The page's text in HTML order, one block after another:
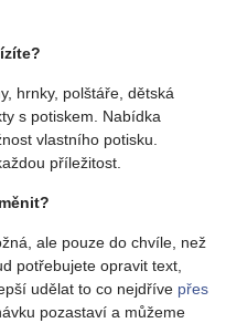
hrnky, polštáře, dětská
s potiskem. Nabídka
vlastního potisku.
příležitost.
ale pouze do chvíle, než
potřebujete opravit text,
udělat to co nejdříve přes
pozastaví a můžeme